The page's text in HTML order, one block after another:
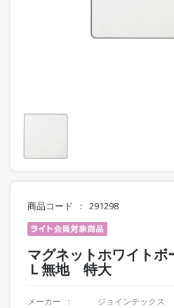
商品コード 291298
マグネットホワイト
Ｌ無地 特大
メーカー
ジョインテックス